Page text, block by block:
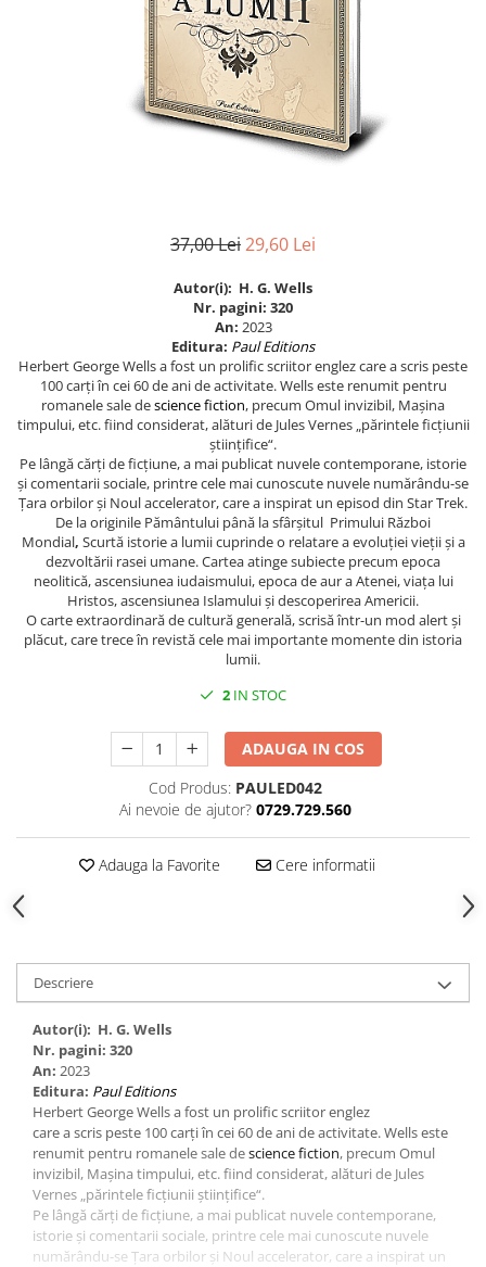
Manuale scolare/Cursuri
Politică/Geopolitică
Proză
Psihologie
Sociologie
Spiritualitate/Ezoterism
Sport
Stiinte/Educatie
Noutăți
Cărți
Evenimentul Istoric
Evenimentul istoric - editii
37,00 Lei29,60 Lei
Autor(i): H. G. Wells
Nr. pagini: 320
An: 2023
Editura: Paul Editions
Herbert George Wells a fost un prolific scriitor englez care a scris peste
100 carți în cei 60 de ani de activitate. Wells este renumit pentru
romanele sale descience fiction, precum Omul invizibil, Mașina
timpului, etc. fiind considerat, alături de Jules Vernes „părintele ficțiunii
științifice“.
Pe lângă cărți de ficțiune, a mai publicat nuvele contemporane, istorie
și comentarii sociale, printre cele mai cunoscute nuvele numărându-se
Țara orbilor și Noul accelerator, care a inspirat un episod din Star Trek.
De la originile Pământului până la sfârșitul Primului Război
Mondial, Scurtă istorie a lumii cuprinde o relatare a evoluției vieții și a
dezvoltării rasei umane. Cartea atinge subiecte precum epoca
neolitică, ascensiunea iudaismului, epoca de aur a Atenei, viața lui
Hristos, ascensiunea Islamului și descoperirea Americii.
O carte extraordinară de cultură generală, scrisă într-un mod alert și
plăcut, care trece în revistă cele mai importante momente din istoria
lumii.
2 IN STOC
ADAUGA IN COS
Cod Produs: PAULED042
Ai nevoie de ajutor? 0729.729.560
Adauga la Favorite Cere informatii
Descriere
Autor(i): H. G. Wells
Nr. pagini: 320
An: 2023
Editura: Paul Editions
Herbert George Wells a fost un prolific scriitor englez
care a scris peste 100 carți în cei 60 de ani de activitate. Wells este
renumit pentru romanele sale descience fiction, precum Omul
invizibil, Mașina timpului, etc. fiind considerat, alături de Jules
Vernes „părintele ficțiunii științifice“.
Pe lângă cărți de ficțiune, a mai publicat nuvele contemporane,
istorie și comentarii sociale, printre cele mai cunoscute nuvele
numărându-se Țara orbilor și Noul accelerator, care a inspirat un